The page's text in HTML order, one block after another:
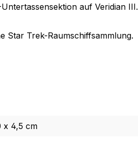
auf Veridian III.
Star Trek-Raumschiffsammlung.
x 4,5 cm